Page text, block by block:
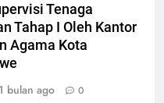
Tenaga
Tahap I Oleh Kantor
Agama Kota
1 bulan ago 0